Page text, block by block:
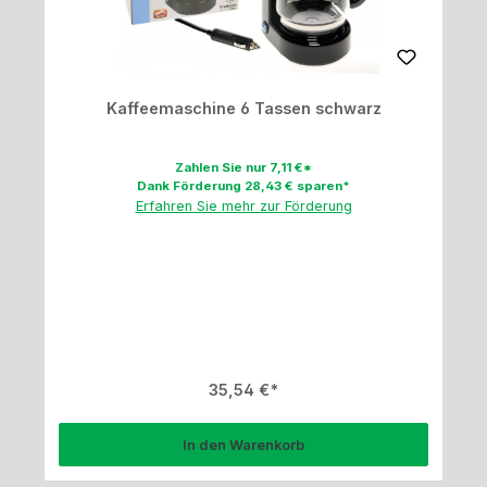
Kaffeemaschine 6 Tassen schwarz
Zahlen Sie nur 7,11 €*
Dank Förderung 28,43 € sparen*
Erfahren Sie mehr zur Förderung
Regulärer Preis:
35,54 €
In den Warenkorb